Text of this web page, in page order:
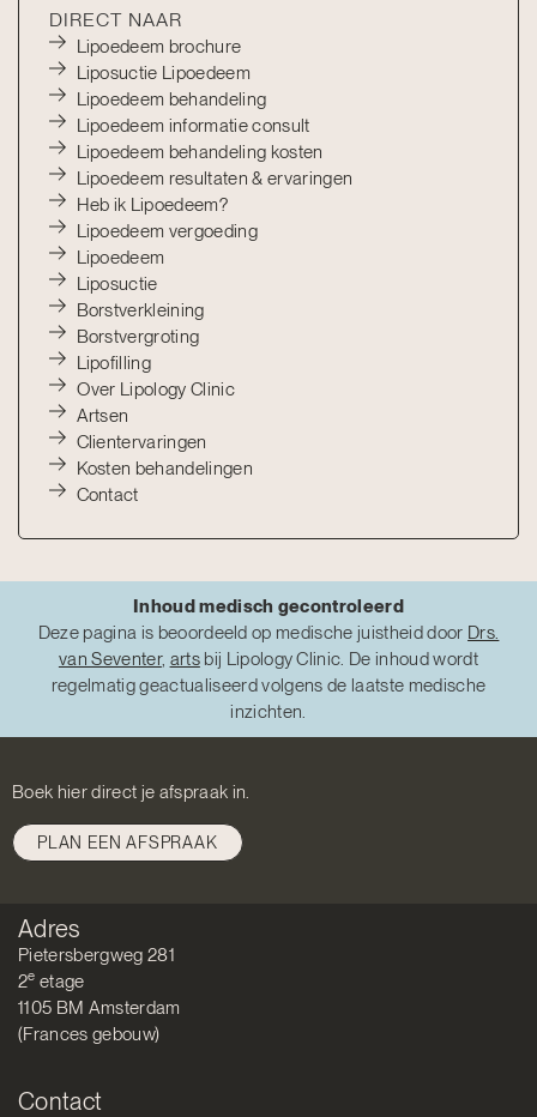
DIRECT NAAR
Lipoedeem brochure
Liposuctie Lipoedeem
Lipoedeem behandeling
Lipoedeem informatie consult
Lipoedeem behandeling kosten
Lipoedeem resultaten & ervaringen
Heb ik Lipoedeem?
Lipoedeem vergoeding
Lipoedeem
Liposuctie
Borstverkleining
Borstvergroting
Lipofilling
Over Lipology Clinic
Artsen
Clientervaringen
Kosten behandelingen
Contact
Inhoud medisch gecontroleerd
Deze pagina is beoordeeld op medische juistheid door Drs.
van Seventer, artsbij Lipology Clinic. De inhoud wordt
regelmatig geactualiseerd volgens de laatste medische
inzichten.
Boek hier direct je afspraak in.
PLAN EEN AFSPRAAK
Adres
Pietersbergweg 281
2e etage
1105 BM Amsterdam
(Frances gebouw)
Contact